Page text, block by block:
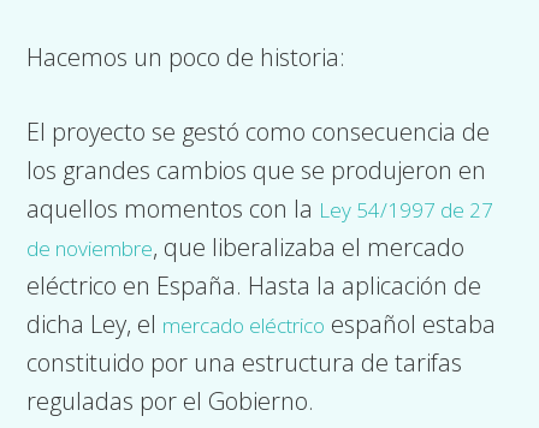
Hacemos un poco de historia:
El proyecto se gestó como consecuencia de
los grandes cambios que se produjeron en
aquellos momentos con la Ley 54/1997 de 27
de noviembre, que liberalizaba el mercado
eléctrico en España. Hasta la aplicación de
dicha Ley, el mercado eléctrico español estaba
constituido por una estructura de tarifas
reguladas por el Gobierno.